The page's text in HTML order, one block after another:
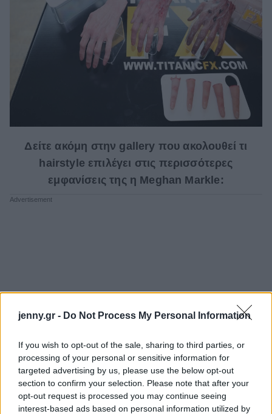
jenny.gr - Do Not Process My Personal Information
If you wish to opt-out of the sale, sharing to third parties, or
processing of your personal or sensitive information for
targeted advertising by us, please use the below opt-out
section to confirm your selection. Please note that after your
opt-out request is processed you may continue seeing
interest-based ads based on personal information utilized by
Δείτε ακόμη στην gallery που ακολουθεί τι
hairstyle επιλέγει στις περισσότερες
εμφανίσεις της η Meghan Markle: